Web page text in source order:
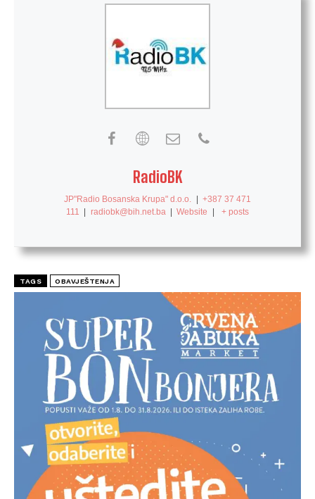
RadioBK
JP"Radio Bosanska Krupa" d.o.o. | +387 37 471
111
| radiobk@bih.net.ba | Website | + posts
TAGS OBAVJEŠTENJA